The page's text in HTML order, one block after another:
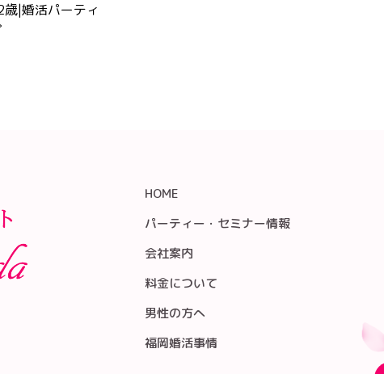
|婚活パーティ
HOME
パーティー・セミナー情報
会社案内
料金について
男性の方へ
福岡婚活事情